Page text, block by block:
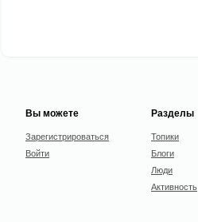
Вы можете
Зарегистрироваться
Войти
Разделы
Топики
Блоги
Люди
Активность